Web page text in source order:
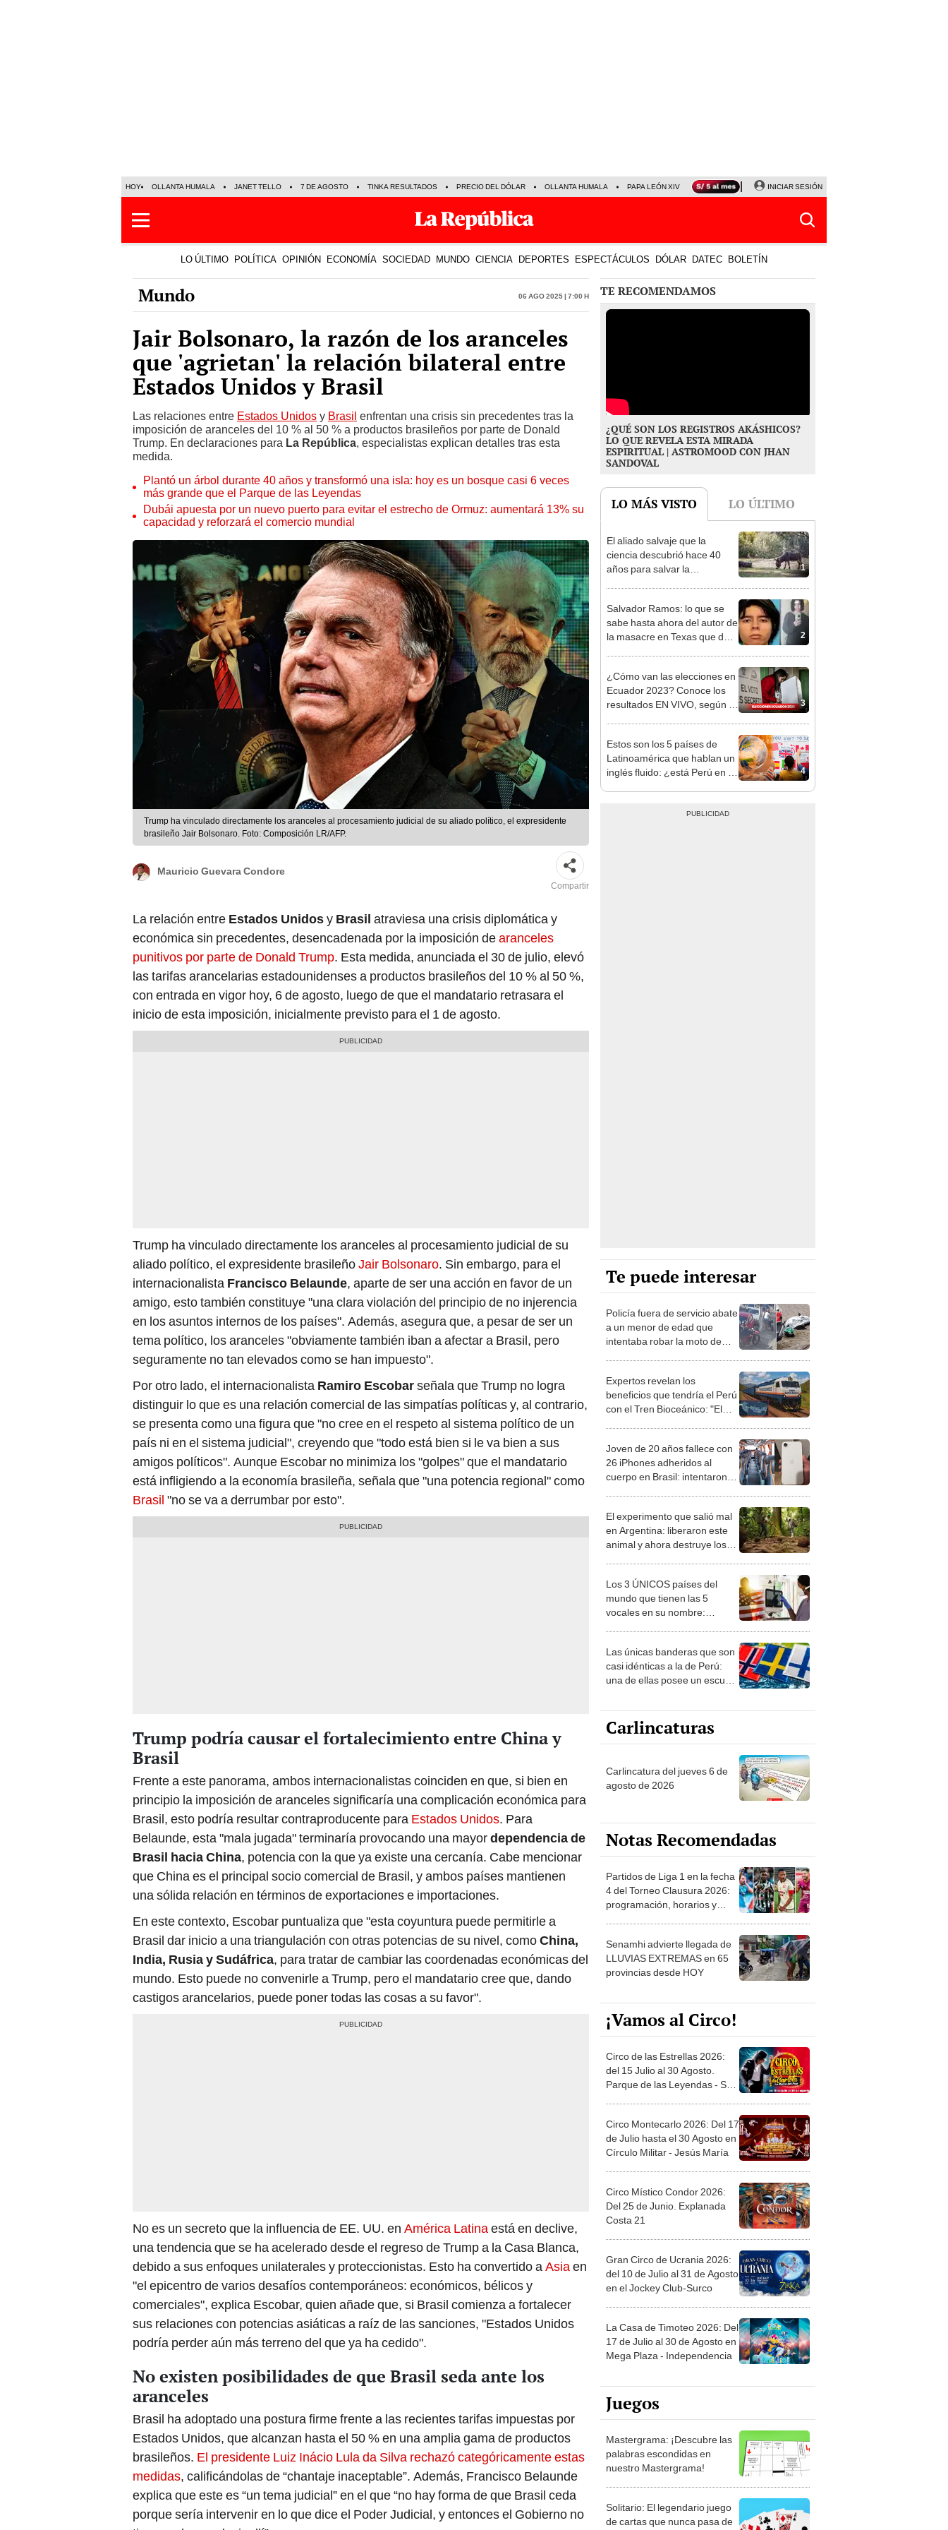
HOY OLLANTA HUMALA JANET TELLO 7 DE AGOSTO TINKA RESULTADOS PRECIO DEL DÓLAR OLLANTA HUMALA PAPA LEÓN XIV NALDY SALDAÑA LA BELLA LUZ
INICIAR SESIÓN
LO ÚLTIMO POLÍTICA OPINIÓN ECONOMÍA SOCIEDAD MUNDO CIENCIA DEPORTES ESPECTÁCULOS DÓLAR DATEC BOLETÍN
Mundo 06 Ago 2025 | 7:00 h
Jair Bolsonaro, la razón de los aranceles
que 'agrietan' la relación bilateral entre
Estados Unidos y Brasil
Las relaciones entre Estados Unidos y Brasil enfrentan una crisis sin precedentes tras la
imposición de aranceles del 10 % al 50 % a productos brasileños por parte de Donald
Trump. En declaraciones para La República, especialistas explican detalles tras esta
medida.
Plantó un árbol durante 40 años y transformó una isla: hoy es un bosque casi 6 veces
más grande que el Parque de las Leyendas
Dubái apuesta por un nuevo puerto para evitar el estrecho de Ormuz: aumentará 13% su
capacidad y reforzará el comercio mundial
Trump ha vinculado directamente los aranceles al procesamiento judicial de su aliado político, el expresidente
brasileño Jair Bolsonaro. Foto: Composición LR/AFP.
Mauricio Guevara Condore
Compartir
La relación entre Estados Unidosy Brasil atraviesa una crisis diplomática y
económica sin precedentes, desencadenada por la imposición dearanceles
punitivos por parte de Donald Trump. Esta medida, anunciada el 30 de julio, elevó
las tarifas arancelarias estadounidenses a productos brasileños del 10 % al 50 %,
con entrada en vigor hoy, 6 de agosto, luego de que el mandatario retrasara el
inicio de esta imposición, inicialmente previsto para el 1 de agosto.
Trump ha vinculado directamente los aranceles al procesamiento judicial de su
aliado político, el expresidente brasileñoJair Bolsonaro. Sin embargo, para el
internacionalista Francisco Belaunde, aparte de ser una acción en favor de un
amigo, esto también constituye "una clara violación del principio de no injerencia
en los asuntos internos de los países". Además, asegura que, a pesar de ser un
tema político, los aranceles "obviamente también iban a afectar a Brasil, pero
seguramente no tan elevados como se han impuesto".
Por otro lado, el internacionalista Ramiro Escobarseñala que Trump no logra
distinguir lo que es una relación comercial de las simpatías políticas y, al contrario,
se presenta como una figura que "no cree en el respeto al sistema político de un
país ni en el sistema judicial", creyendo que "todo está bien si le va bien a sus
amigos políticos". Aunque Escobar no minimiza los "golpes" que el mandatario
está infligiendo a la economía brasileña, señala que "una potencia regional" como
Brasil "no se va a derrumbar por esto".
Trump podría causar el fortalecimiento entre China y
Brasil
Frente a este panorama, ambos internacionalistas coinciden en que, si bien en
principio la imposición de aranceles significaría una complicación económica para
Brasil, esto podría resultar contraproducente para Estados Unidos. Para
Belaunde, esta "mala jugada" terminaría provocando una mayordependencia de
Brasil hacia China, potencia con la que ya existe una cercanía. Cabe mencionar
que China es el principal socio comercial de Brasil, y ambos países mantienen
una sólida relación en términos de exportaciones e importaciones.
En este contexto, Escobar puntualiza que "esta coyuntura puede permitirle a
Brasil dar inicio a una triangulación con otras potencias de su nivel, comoChina,
India, Rusia y Sudáfrica, para tratar de cambiar las coordenadas económicas del
mundo. Esto puede no convenirle a Trump, pero el mandatario cree que, dando
castigos arancelarios, puede poner todas las cosas a su favor".
No es un secreto que la influencia de EE. UU. en América Latinaestá en declive,
una tendencia que se ha acelerado desde el regreso de Trump a la Casa Blanca,
debido a sus enfoques unilaterales y proteccionistas. Esto ha convertido aAsiaen
"el epicentro de varios desafíos contemporáneos: económicos, bélicos y
comerciales", explica Escobar, quien añade que, si Brasil comienza a fortalecer
sus relaciones con potencias asiáticas a raíz de las sanciones, "Estados Unidos
podría perder aún más terreno del que ya ha cedido".
No existen posibilidades de que Brasil seda ante los
aranceles
Brasil ha adoptado una postura firme frente a las recientes tarifas impuestas por
Estados Unidos, que alcanzan hasta el 50 % en una amplia gama de productos
brasileños. El presidente Luiz Inácio Lula da Silva rechazó categóricamente estas
medidas, calificándolas de “chantaje inaceptable”. Además, Francisco Belaunde
explica que este es “un tema judicial” en el que “no hay forma de que Brasil ceda
porque sería intervenir en lo que dice el Poder Judicial, y entonces el Gobierno no
TE RECOMENDAMOS
¿QUÉ SON LOS REGISTROS AKÁSHICOS?
LO QUE REVELA ESTA MIRADA
ESPIRITUAL | ASTROMOOD CON JHAN
SANDOVAL
LO MÁS VISTO LO ÚLTIMO
1
El aliado salvaje que la
ciencia descubrió hace 40
años para salvar la
convirtiendo el desierto en un
paisaje con más vida
2
Salvador Ramos: lo que se
sabe hasta ahora del autor de
la masacre en Texas que dejó
3
¿Cómo van las elecciones en
Ecuador 2023? Conoce los
resultados EN VIVO, según el
4
Estos son los 5 países de
Latinoamérica que hablan un
inglés fluido: ¿está Perú en la
Te puede interesar
Policía fuera de servicio abate
a un menor de edad que
intentaba robar la moto de
Expertos revelan los
beneficios que tendría el Perú
con el Tren Bioceánico: "El
Joven de 20 años fallece con
26 iPhones adheridos al
cuerpo en Brasil: intentaron
El experimento que salió mal
en Argentina: liberaron este
animal y ahora destruye los
Los 3 ÚNICOS países del
mundo que tienen las 5
vocales en su nombre:
Las únicas banderas que son
casi idénticas a la de Perú:
una de ellas posee un escudo
Carlincaturas
Carlincatura del jueves 6 de
agosto de 2026
Notas Recomendadas
Partidos de Liga 1 en la fecha
4 del Torneo Clausura 2026:
programación, horarios y
Senamhi advierte llegada de
LLUVIAS EXTREMAS en 65
provincias desde HOY
¡Vamos al Circo!
Circo de las Estrellas 2026:
del 15 Julio al 30 Agosto.
Parque de las Leyendas - San
Circo Montecarlo 2026: Del 17
de Julio hasta el 30 Agosto en
Círculo Militar - Jesús María
Circo Místico Condor 2026:
Del 25 de Junio. Explanada
Costa 21
Gran Circo de Ucrania 2026:
del 10 de Julio al 31 de Agosto
en el Jockey Club-Surco
La Casa de Timoteo 2026: Del
17 de Julio al 30 de Agosto en
Mega Plaza - Independencia
Juegos
Mastergrama: ¡Descubre las
palabras escondidas en
nuestro Mastergrama!
Solitario: El legendario juego
de cartas que nunca pasa de